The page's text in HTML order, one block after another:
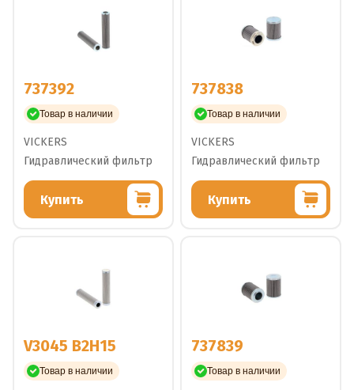
737392
Товар в наличии
VICKERS
Гидравлический фильтр
Купить
737838
Товар в наличии
VICKERS
Гидравлический фильтр
Купить
V3045 B2H15
Товар в наличии
737839
Товар в наличии